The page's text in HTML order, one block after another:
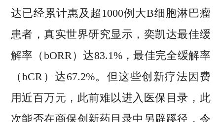
达已经累计惠及超1000例大B细胞淋巴瘤
患者，真实世界研究显示，奕凯达最佳缓
解率（bORR）达83.1%，最佳完全缓解率
（bCR）达67.2%。但这些创新疗法因费
用近百万元，此前难以进入医保目录，此
次能否在商保创新药目录中另辟蹊径，令